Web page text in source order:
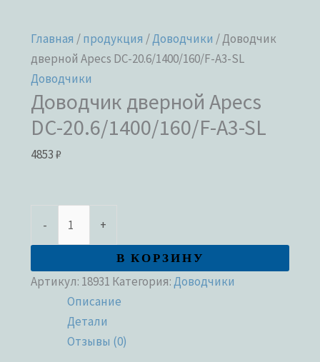
Главная /продукция /Доводчики / Доводчик
дверной Apecs DC-20.6/1400/160/F-A3-SL
Доводчики
Доводчик дверной Apecs
DC-20.6/1400/160/F-A3-SL
4853₽
- +
В КОРЗИНУ
Артикул: 18931 Категория:Доводчики
Описание
Детали
Отзывы (0)